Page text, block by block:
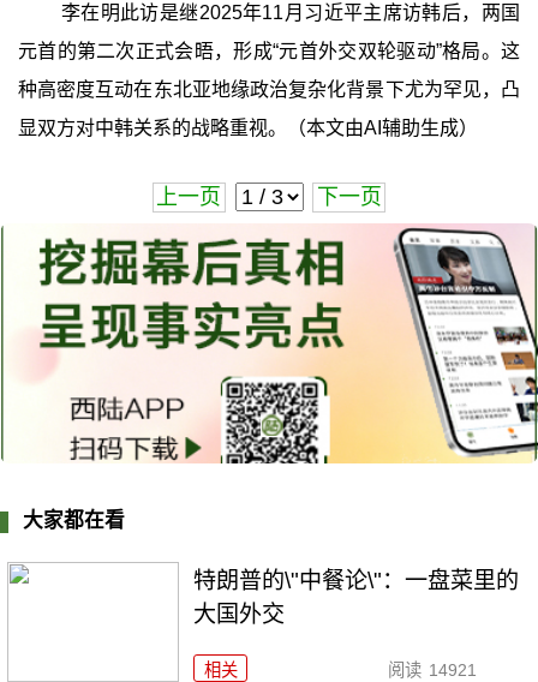
李在明此访是继2025年11月习近平主席访韩后，两国
元首的第二次正式会晤，形成“元首外交双轮驱动”格局。这
种高密度互动在东北亚地缘政治复杂化背景下尤为罕见，凸
显双方对中韩关系的战略重视。（本文由AI辅助生成）
上一页 下一页
大家都在看
特朗普的\"中餐论\"：一盘菜里的
大国外交
相关 阅读 14921